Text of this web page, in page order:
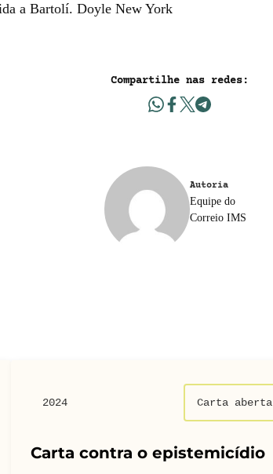
a Bartolí. Doyle New York
Compartilhe nas redes:
Autoria
Equipe do
Correio IMS
2024 Carta aberta
Carta contra o epistemicídio